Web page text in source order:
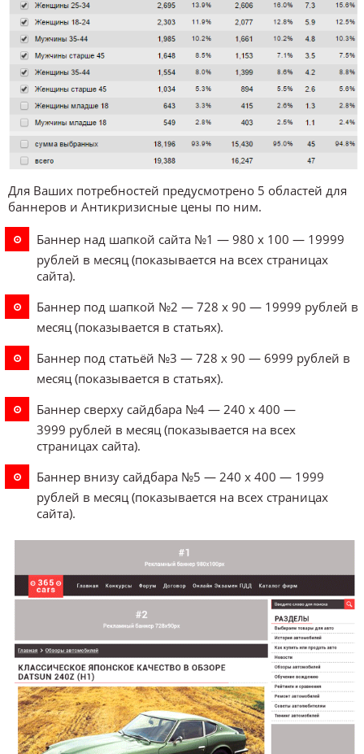
Для Ваших потребностей предусмотрено 5 областей для
баннеров и Антикризисные цены по ним.
Баннер над шапкой сайта №1 — 980 x 100 — 19999
рублей в месяц (показывается на всех страницах
сайта).
Баннер под шапкой №2 — 728 x 90 — 19999 рублей в
месяц (показывается в статьях).
Баннер под статьёй №3 — 728 x 90 — 6999 рублей в
месяц (показывается в статьях).
Баннер cверху сайдбара №4 — 240 x 400 —
3999 рублей в месяц (показывается на всех
страницах сайта).
Баннер внизу сайдбара №5 — 240 x 400 — 1999
рублей в месяц (показывается на всех страницах
сайта).